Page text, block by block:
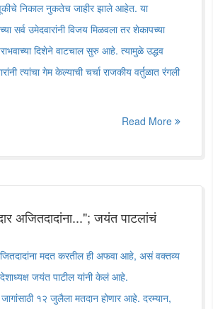
निकाल नुकतेच जाहीर झाले आहेत. या
सर्व उमेदवारांनी विजय मिळवला तर शेकापच्या
दिशेने वाटचाल सुरु आहे. त्यामुळे उद्धव
त्यांचा गेम केल्याची चर्चा राजकीय वर्तुळात रंगली
Read More
अजितदादांना..."; जयंत पाटलांचं
मदत करतील ही अफवा आहे, असं वक्तव्य
जयंत पाटील यांनी केलं आहे.
जागांसाठी १२ जुलैला मतदान होणार आहे. दरम्यान,